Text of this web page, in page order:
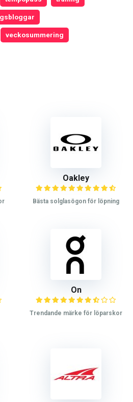
veckosummering
Oakley
Bästa solglasögon för löpning
On
Trendande märke för löparskor